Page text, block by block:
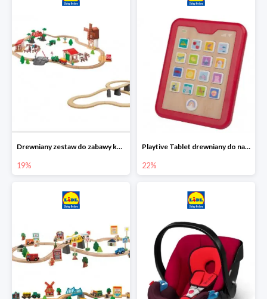
Drewniany zestaw do zabawy kolejką - farma i wiadukt
19%
Playtive Tablet drewniany do nauki, interaktywny
22%